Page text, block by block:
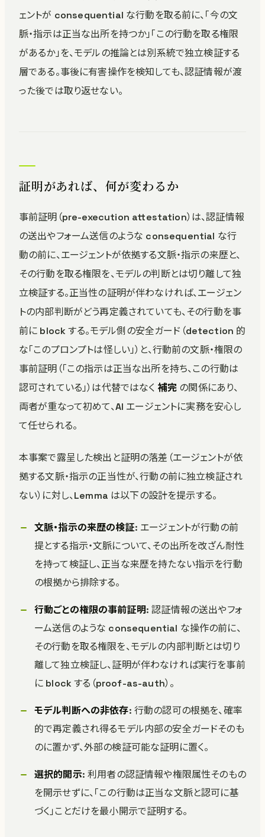
ェントが consequential な行動を取る前に、「今の文
脈・指示は正当な出所を持つか」「この行動を取る権限
があるか」を、モデルの推論とは別系統で独立検証する
層である。事後に有害操作を検知しても、認証情報が渡
った後では取り返せない。
証明があれば、何が変わるか
事前証明（pre-execution attestation）は、認証情報
の送出やフォーム送信のような consequential な行
動の前に、エージェントが依拠する文脈・指示の来歴と、
その行動を取る権限を、モデルの判断とは切り離して独
立検証する。正当性の証明が伴わなければ、エージェン
トの内部判断がどう再定義されていても、その行動を事
前に block する。モデル側の安全ガード（detection 的
な「このプロンプトは怪しい」）と、行動前の文脈・権限の
事前証明（「この指示は正当な出所を持ち、この行動は
認可されている」）は代替ではなく 補完 の関係にあり、
両者が重なって初めて、AI エージェントに実務を安心し
て任せられる。
本事案で露呈した検出と証明の落差（エージェントが依
拠する文脈・指示の正当性が、行動の前に独立検証され
ない）に対し、Lemma は以下の設計を提示する。
文脈・指示の来歴の検証: エージェントが行動の前
提とする指示・文脈について、その出所を改ざん耐性
を持って検証し、正当な来歴を持たない指示を行動
の根拠から排除する。
行動ごとの権限の事前証明: 認証情報の送出やフォ
ーム送信のような consequential な操作の前に、
その行動を取る権限を、モデルの内部判断とは切り
離して独立検証し、証明が伴わなければ実行を事前
に block する（proof-as-auth）。
モデル判断への非依存: 行動の認可の根拠を、確率
的で再定義され得るモデル内部の安全ガードそのも
のに置かず、外部の検証可能な証明に置く。
選択的開示: 利用者の認証情報や権限属性そのもの
を開示せずに、「この行動は正当な文脈と認可に基
づく」ことだけを最小開示で証明する。